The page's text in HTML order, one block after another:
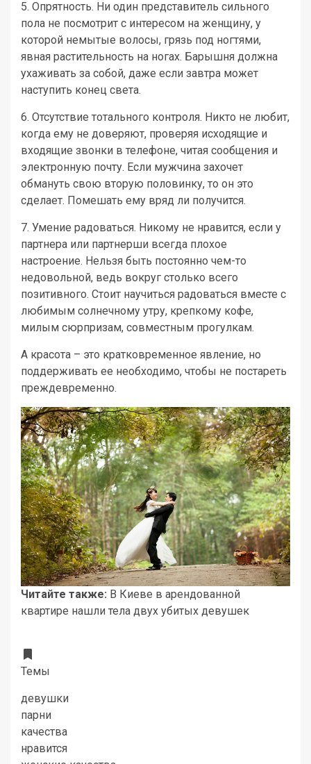
5. Опрятность. Ни один представитель сильного
пола не посмотрит с интересом на женщину, у
которой немытые волосы, грязь под ногтями,
явная растительность на ногах. Барышня должна
ухаживать за собой, даже если завтра может
наступить конец света.
6. Отсутствие тотального контроля. Никто не любит,
когда ему не доверяют, проверяя исходящие и
входящие звонки в телефоне, читая сообщения и
электронную почту. Если мужчина захочет
обмануть свою вторую половинку, то он это
сделает. Помешать ему вряд ли получится.
7. Умение радоваться. Никому не нравится, если у
партнера или партнерши всегда плохое
настроение. Нельзя быть постоянно чем-то
недовольной, ведь вокруг столько всего
позитивного. Стоит научиться радоваться вместе с
любимым солнечному утру, крепкому кофе,
милым сюрпризам, совместным прогулкам.
А красота – это кратковременное явление, но
поддерживать ее необходимо, чтобы не постареть
преждевременно.
Читайте также: В Киеве в арендованной
квартире нашли тела двух убитых девушек
Темы
девушки
парни
качества
нравится